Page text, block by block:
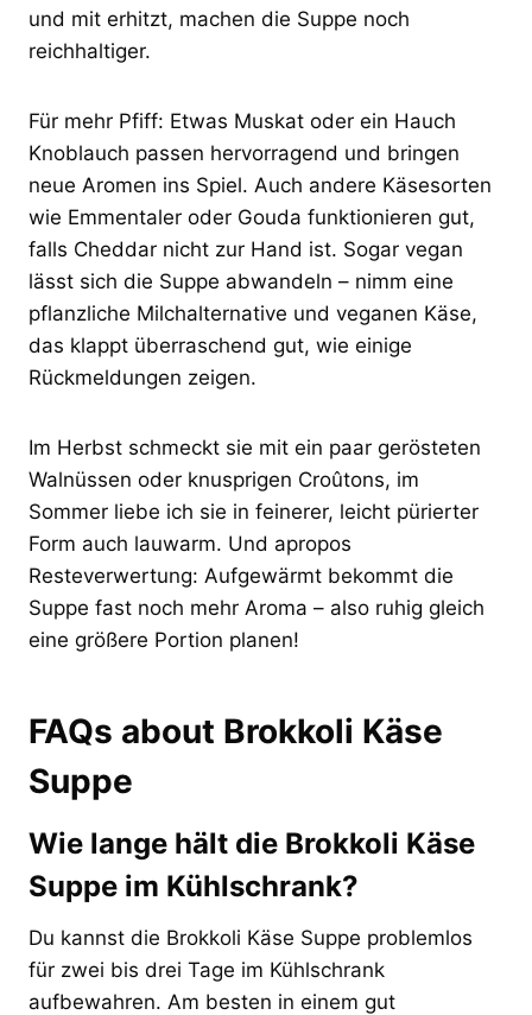
und mit erhitzt, machen die Suppe noch
reichhaltiger.
Für mehr Pfiff: Etwas Muskat oder ein Hauch
Knoblauch passen hervorragend und bringen
neue Aromen ins Spiel. Auch andere Käsesorten
wie Emmentaler oder Gouda funktionieren gut,
falls Cheddar nicht zur Hand ist. Sogar vegan
lässt sich die Suppe abwandeln – nimm eine
pflanzliche Milchalternative und veganen Käse,
das klappt überraschend gut, wie einige
Rückmeldungen zeigen.
Im Herbst schmeckt sie mit ein paar gerösteten
Walnüssen oder knusprigen Croûtons, im
Sommer liebe ich sie in feinerer, leicht pürierter
Form auch lauwarm. Und apropos
Resteverwertung: Aufgewärmt bekommt die
Suppe fast noch mehr Aroma – also ruhig gleich
eine größere Portion planen!
FAQs about Brokkoli Käse
Suppe
Wie lange hält die Brokkoli Käse
Suppe im Kühlschrank?
Du kannst die Brokkoli Käse Suppe problemlos
für zwei bis drei Tage im Kühlschrank
aufbewahren. Am besten in einem gut